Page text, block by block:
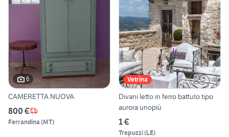
6
CAMERETTA NUOVA
800 €
Ferrandina (MT)
Vetrina
Divani letto in ferro battuto tipo
aurora unopiù
1 €
Trepuzzi(LE)